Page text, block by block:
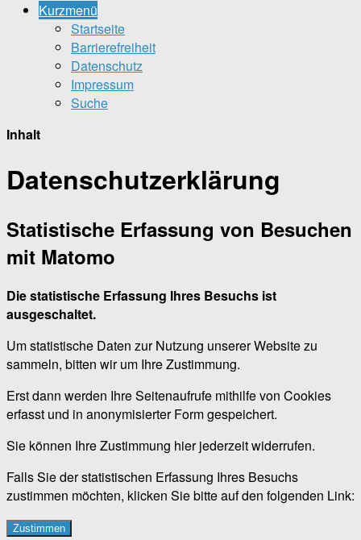
Kurzmenü
Startseite
Barrierefreiheit
Datenschutz
Impressum
Suche
Inhalt
Datenschutzerklärung
Statistische Erfassung von Besuchen
mit Matomo
Die statistische Erfassung Ihres Besuchs ist
ausgeschaltet.
Um statistische Daten zur Nutzung unserer Website zu
sammeln, bitten wir um Ihre Zustimmung.
Erst dann werden Ihre Seitenaufrufe mithilfe von Cookies
erfasst und in anonymisierter Form gespeichert.
Sie können Ihre Zustimmung hier jederzeit widerrufen.
Falls Sie der statistischen Erfassung Ihres Besuchs
zustimmen möchten, klicken Sie bitte auf den folgenden Link:
Zustimmen